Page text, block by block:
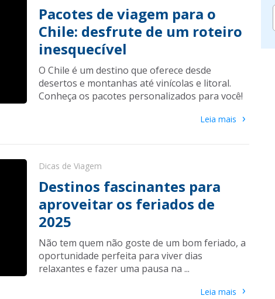
Pacotes de viagem para o
Chile: desfrute de um roteiro
inesquecível
O Chile é um destino que oferece desde
desertos e montanhas até vinícolas e litoral.
Conheça os pacotes personalizados para você!
Leia mais ›
Dicas de Viagem
Destinos fascinantes para
aproveitar os feriados de
2025
Não tem quem não goste de um bom feriado, a
oportunidade perfeita para viver dias
relaxantes e fazer uma pausa na ...
Leia mais ›